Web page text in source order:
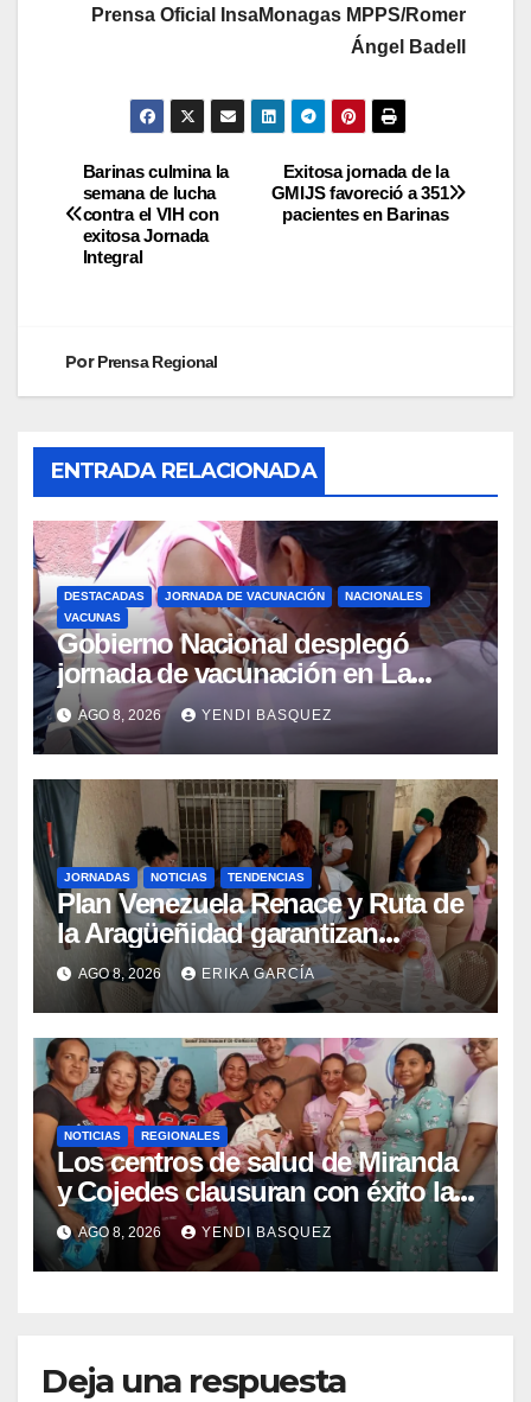
Prensa Oficial InsaMonagas MPPS/Romer
Ángel Badell
Exitosa jornada de la
GMIJS favoreció a 351
pacientes en Barinas
Barinas culmina la
semana de lucha
contra el VIH con
exitosa Jornada
Integral
PorPrensa Regional
ENTRADA RELACIONADA
DESTACADAS JORNADA DE VACUNACIÓN
NACIONALES
VACUNAS
Gobierno Nacional desplegó
jornada de vacunación en La
Guaira para garantizar protección
epidemiológica
AGO 8, 2026 YENDI BASQUEZ
JORNADAS NOTICIAS TENDENCIAS
Plan Venezuela Renace y Ruta de
la Aragüeñidad garantizan
atención médica integral en
Aragua
AGO 8, 2026 ERIKA GARCÍA
NOTICIAS REGIONALES
Los centros de salud de Miranda
y Cojedes clausuran con éxito la
Semana Mundial de la Lactancia
Materna
AGO 8, 2026 YENDI BASQUEZ
Deja una respuesta